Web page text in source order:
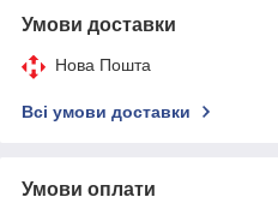
Умови доставки
Нова Пошта
Всі умови доставки
Умови оплати